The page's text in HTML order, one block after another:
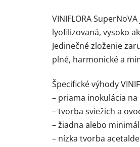
VINIFLORA
lyofilizovaná, vysoko
Jedinečné zloženie
plné, harmonické a
Špecifické výhody
– priama inokulácia
– tvorba sviežich a
– žiadna alebo
– nízka tvorba